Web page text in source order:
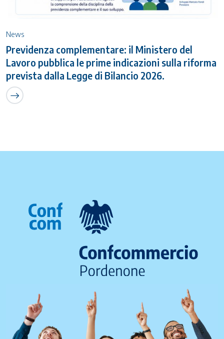
News
Previdenza complementare: il Ministero del
Lavoro pubblica le prime indicazioni sulla riforma
prevista dalla Legge di Bilancio 2026.